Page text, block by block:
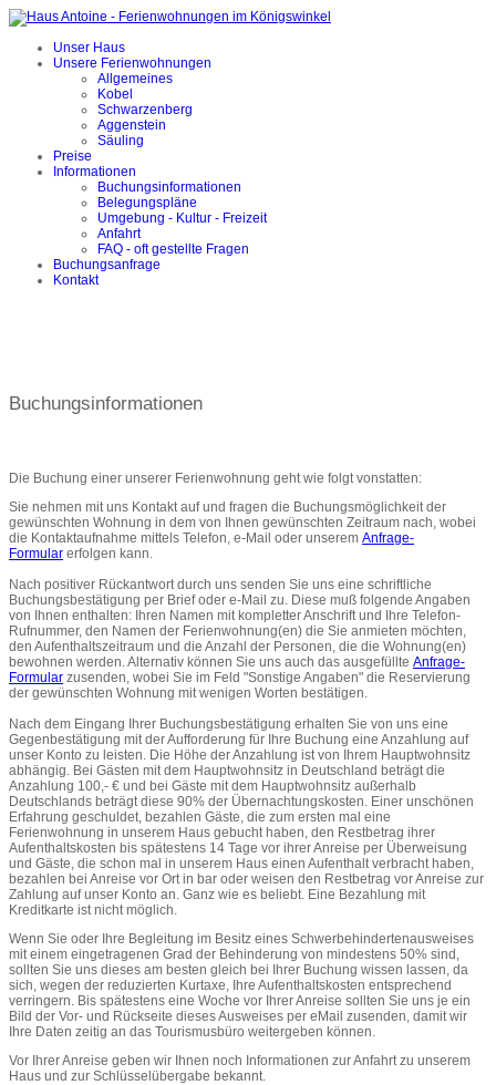
Unser Haus
Unsere Ferienwohnungen
Allgemeines
Kobel
Schwarzenberg
Aggenstein
Säuling
Preise
Informationen
Buchungsinformationen
Belegungspläne
Umgebung - Kultur - Freizeit
Anfahrt
FAQ - oft gestellte Fragen
Buchungsanfrage
Kontakt
Buchungsinformationen
Die Buchung einer unserer Ferienwohnung geht wie folgt vonstatten:
Sie nehmen mit uns Kontakt auf und fragen die Buchungsmöglichkeit der
gewünschten Wohnung in dem von Ihnen gewünschten Zeitraum nach, wobei
die Kontaktaufnahme mittels Telefon, e-Mail oder unserem Anfrage-
Formular erfolgen kann.
Nach positiver Rückantwort durch uns senden Sie uns eine schriftliche
Buchungsbestätigung per Brief oder e-Mail zu. Diese muß folgende Angaben
von Ihnen enthalten: Ihren Namen mit kompletter Anschrift und Ihre Telefon-
Rufnummer, den Namen der Ferienwohnung(en) die Sie anmieten möchten,
den Aufenthaltszeitraum und die Anzahl der Personen, die die Wohnung(en)
bewohnen werden. Alternativ können Sie uns auch das ausgefüllte Anfrage-
Formular zusenden, wobei Sie im Feld "Sonstige Angaben" die Reservierung
der gewünschten Wohnung mit wenigen Worten bestätigen.
Nach dem Eingang Ihrer Buchungsbestätigung erhalten Sie von uns eine
Gegenbestätigung mit der Aufforderung für Ihre Buchung eine Anzahlung auf
unser Konto zu leisten. Die Höhe der Anzahlung ist von Ihrem Hauptwohnsitz
abhängig. Bei Gästen mit dem Hauptwohnsitz in Deutschland beträgt die
Anzahlung 100,- € und bei Gäste mit dem Hauptwohnsitz außerhalb
Deutschlands beträgt diese 90% der Übernachtungskosten. Einer unschönen
Erfahrung geschuldet, bezahlen Gäste, die zum ersten mal eine
Ferienwohnung in unserem Haus gebucht haben, den Restbetrag ihrer
Aufenthaltskosten bis spätestens 14 Tage vor ihrer Anreise per Überweisung
und Gäste, die schon mal in unserem Haus einen Aufenthalt verbracht haben,
bezahlen bei Anreise vor Ort in bar oder weisen den Restbetrag vor Anreise zur
Zahlung auf unser Konto an. Ganz wie es beliebt. Eine Bezahlung mit
Kreditkarte ist nicht möglich.
Wenn Sie oder Ihre Begleitung im Besitz eines Schwerbehindertenausweises
mit einem eingetragenen Grad der Behinderung von mindestens 50% sind,
sollten Sie uns dieses am besten gleich bei Ihrer Buchung wissen lassen, da
sich, wegen der reduzierten Kurtaxe, Ihre Aufenthaltskosten entsprechend
verringern. Bis spätestens eine Woche vor Ihrer Anreise sollten Sie uns je ein
Bild der Vor- und Rückseite dieses Ausweises per eMail zusenden, damit wir
Ihre Daten zeitig an das Tourismusbüro weitergeben können.
Vor Ihrer Anreise geben wir Ihnen noch Informationen zur Anfahrt zu unserem
Haus und zur Schlüsselübergabe bekannt.